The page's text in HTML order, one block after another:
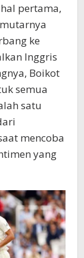
pertama,
ke
Inggris
Boikot
semua
satu
mencoba
yang